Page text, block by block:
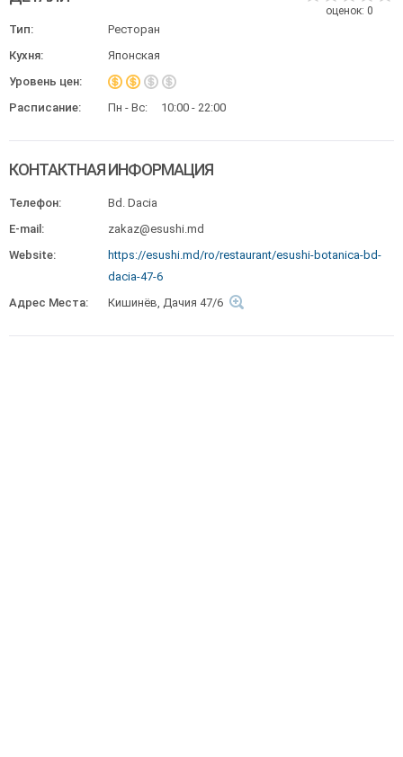
оценок: 0
Тип:
Ресторан
Кухня:
Японская
Уровень цен:
Расписание:
Пн - Вс: 10:00 - 22:00
КОНТАКТНАЯ ИНФОРМАЦИЯ
Телефон:
Bd. Dacia
E-mail:
zakaz@esushi.md
Website:
https://esushi.md/ro/restaurant/esushi-botanica-bd-
dacia-47-6
Адрес Места:
Кишинёв, Дачия 47/6